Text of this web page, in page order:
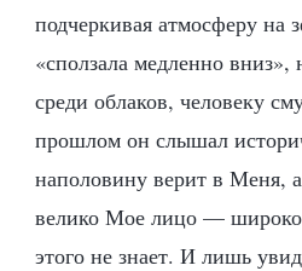
подчеркивая атмосферу на
«сползала медленно
среди облаков, человеку
прошлом он слышал
наполовину верит в Меня,
велико Мое лицо — широко
этого не знает. И лишь